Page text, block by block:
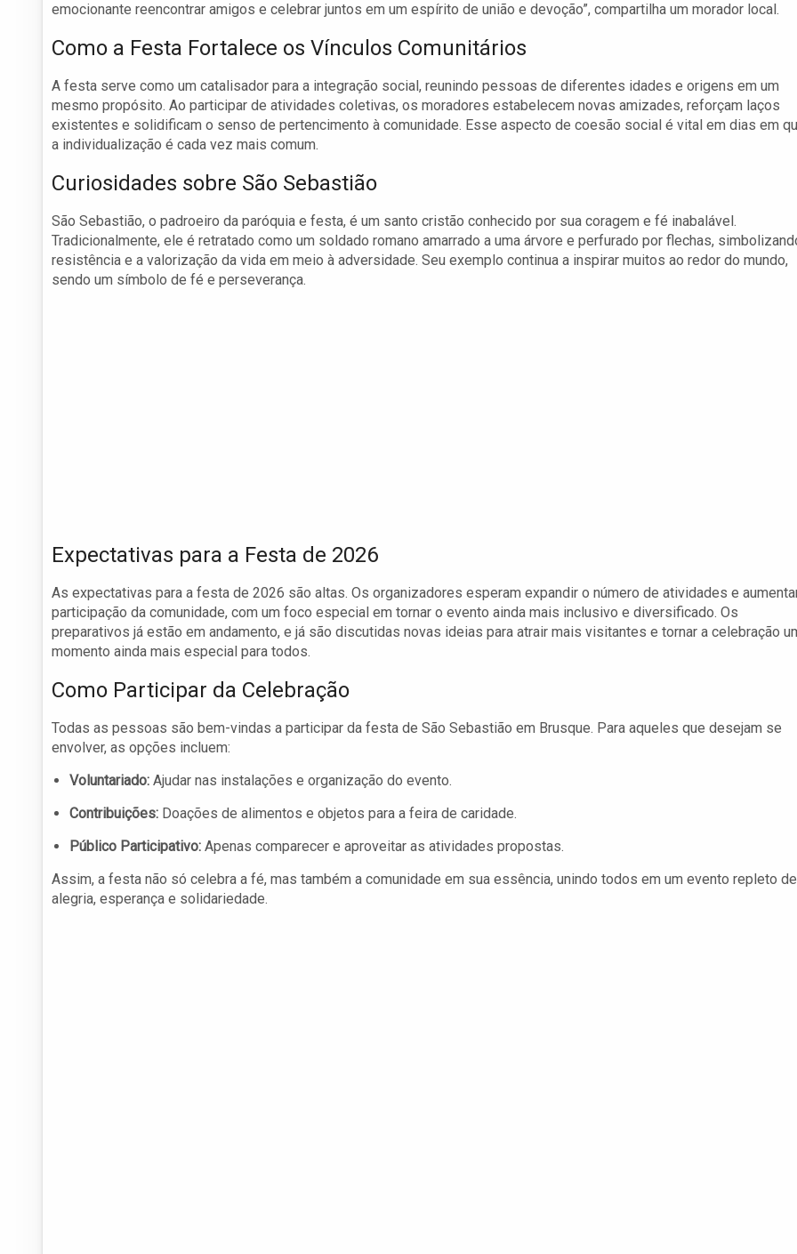
emocionante reencontrar amigos e celebrar juntos em um espírito de união e devoção”, compartilha um morador local.
Como a Festa Fortalece os Vínculos Comunitários
A festa serve como um catalisador para a integração social, reunindo pessoas de diferentes idades e origens em um
mesmo propósito. Ao participar de atividades coletivas, os moradores estabelecem novas amizades, reforçam laços
existentes e solidificam o senso de pertencimento à comunidade. Esse aspecto de coesão social é vital em dias em
a individualização é cada vez mais comum.
Curiosidades sobre São Sebastião
São Sebastião, o padroeiro da paróquia e festa, é um santo cristão conhecido por sua coragem e fé inabalável.
Tradicionalmente, ele é retratado como um soldado romano amarrado a uma árvore e perfurado por flechas,
resistência e a valorização da vida em meio à adversidade. Seu exemplo continua a inspirar muitos ao redor do mundo,
sendo um símbolo de fé e perseverança.
Expectativas para a Festa de 2026
As expectativas para a festa de 2026 são altas. Os organizadores esperam expandir o número de atividades e
participação da comunidade, com um foco especial em tornar o evento ainda mais inclusivo e diversificado. Os
preparativos já estão em andamento, e já são discutidas novas ideias para atrair mais visitantes e tornar a celebração
momento ainda mais especial para todos.
Como Participar da Celebração
Todas as pessoas são bem-vindas a participar da festa de São Sebastião em Brusque. Para aqueles que desejam se
envolver, as opções incluem:
Voluntariado: Ajudar nas instalações e organização do evento.
Contribuições: Doações de alimentos e objetos para a feira de caridade.
Público Participativo: Apenas comparecer e aproveitar as atividades propostas.
Assim, a festa não só celebra a fé, mas também a comunidade em sua essência, unindo todos em um evento repleto de
alegria, esperança e solidariedade.